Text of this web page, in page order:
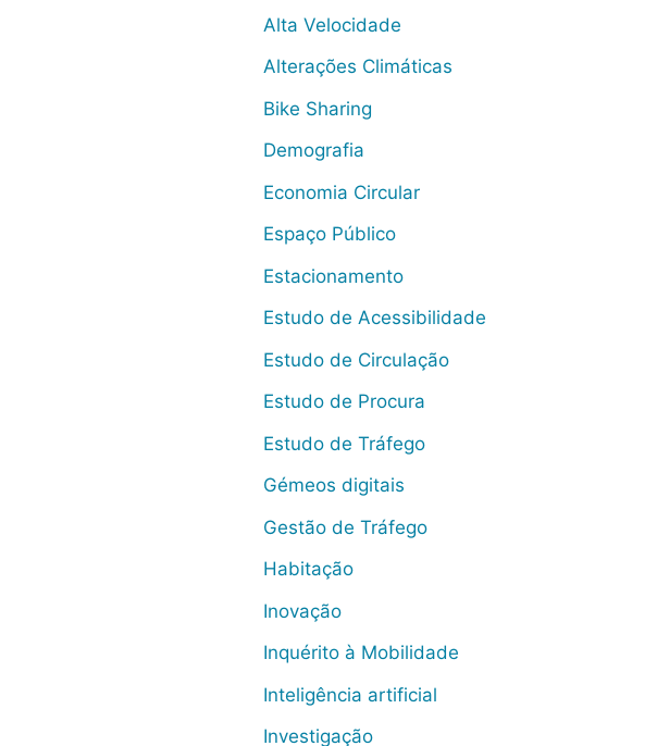
Alta Velocidade
Alterações Climáticas
Bike Sharing
Demografia
Economia Circular
Espaço Público
Estacionamento
Estudo de Acessibilidade
Estudo de Circulação
Estudo de Procura
Estudo de Tráfego
Gémeos digitais
Gestão de Tráfego
Habitação
Inovação
Inquérito à Mobilidade
Inteligência artificial
Investigação